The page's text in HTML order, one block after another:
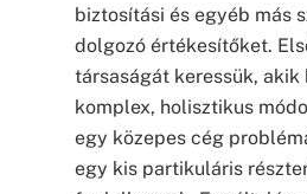
biztosítási és egyéb más
dolgozó értékesítőket.
társaságát keressük, akik
komplex, holisztikus
egy közepes cég
egy kis partikuláris